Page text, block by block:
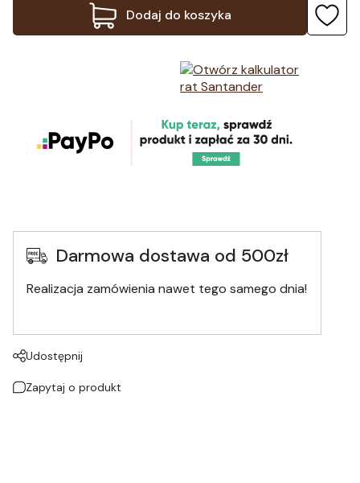
Dodaj do koszyka
Darmowa dostawa od 500zł
Realizacja zamówienia nawet tego samego dnia!
Udostępnij
Zapytaj o produkt